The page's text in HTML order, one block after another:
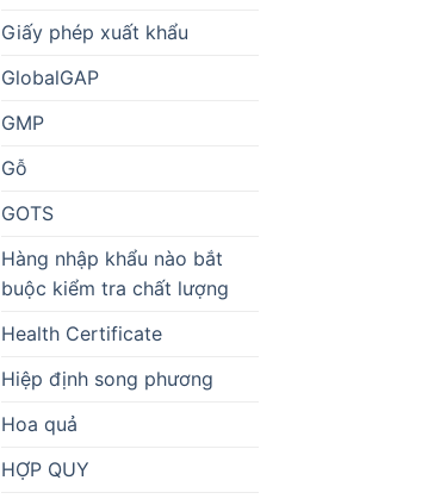
Giấy phép xuất khẩu
GlobalGAP
GMP
Gỗ
GOTS
Hàng nhập khẩu nào bắt
buộc kiểm tra chất lượng
Health Certificate
Hiệp định song phương
Hoa quả
HỢP QUY